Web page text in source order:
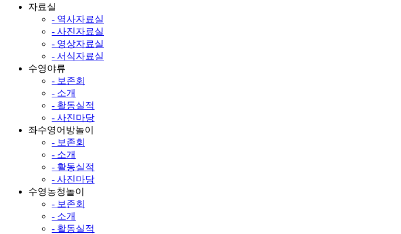
자료실
- 역사자료실
- 사진자료실
- 영상자료실
- 서식자료실
수영야류
- 보존회
- 소개
- 활동실적
- 사진마당
좌수영어방놀이
- 보존회
- 소개
- 활동실적
- 사진마당
수영농청놀이
- 보존회
- 소개
- 활동실적